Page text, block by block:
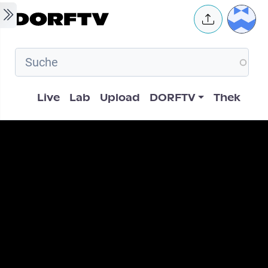
Skip to main content User
Hauptnavigation
Live Lab Upload DORFTV Thek